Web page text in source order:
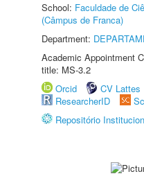
School: Faculdade de
(Câmpus de Franca)
Department:
Academic Appointment
title: MS-3.2
Orcid
CV Lattes
ResearcherID
Repositório